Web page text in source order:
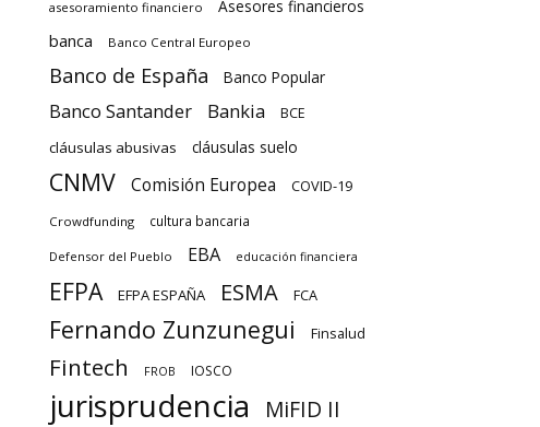
asesoramiento financiero Asesores financieros
banca Banco Central Europeo
Banco de España Banco Popular
Banco Santander Bankia BCE
cláusulas abusivas cláusulas suelo
CNMV Comisión Europea COVID-19
Crowdfunding cultura bancaria
Defensor del Pueblo EBA educación financiera
EFPA EFPA ESPAÑA ESMA FCA
Fernando Zunzunegui Finsalud
Fintech FROB IOSCO
jurisprudencia MiFID II